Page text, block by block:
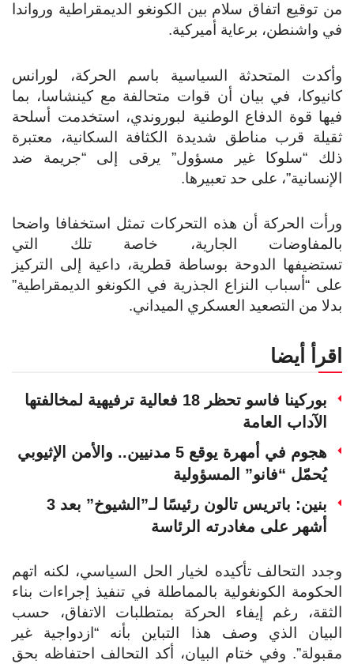
من توقيع اتفاق سلام بين الكونغو الديمقراطية ورواندا
في واشنطن، برعاية أميركية.
وأكدت المتحدثة السياسية باسم الحركة، لورانس
كانيوكا، في بيان أن قوات متحالفة مع كينشاسا، بما
فيها قوة الدفاع الوطنية لبوروندي، استخدمت أسلحة
ثقيلة قرب مناطق شديدة الكثافة السكانية، معتبرة
ذلك “سلوكا غير مسؤول” يرقى إلى “جريمة ضد
الإنسانية”، على حد تعبيرها.
ورأت الحركة أن هذه التحركات تمثل استخفافا واضحا
بالمفاوضات الجارية، خاصة تلك التي
تستضيفها الدوحة بوساطة قطرية، داعية إلى التركيز
على “أسباب النزاع الجذرية في الكونغو الديمقراطية”
بدلا من التصعيد العسكري الميداني.
اقرأ أيضا
بوركينا فاسو تحظر 18 فعالية ترفيهية لمخالفتها
الآداب العامة
هجوم في أمهرة يوقع 5 مدنيين.. والأمن الإثيوبي
يُحمّل “فانو” المسؤولية
بنين: باتريس تالون رئيسًا لـ”الشيوخ” بعد 3
أشهر على مغادرته الرئاسة
وجدد التحالف تأكيده لخيار الحل السياسي، لكنه اتهم
الحكومة الكونغولية بالمماطلة في تنفيذ إجراءات بناء
الثقة، رغم إيفاء الحركة بمتطلبات الاتفاق، حسب
البيان الذي وصف هذا التباين بأنه “ازدواجية غير
مقبولة”. وفي ختام البيان، أكد التحالف احتفاظه بحق